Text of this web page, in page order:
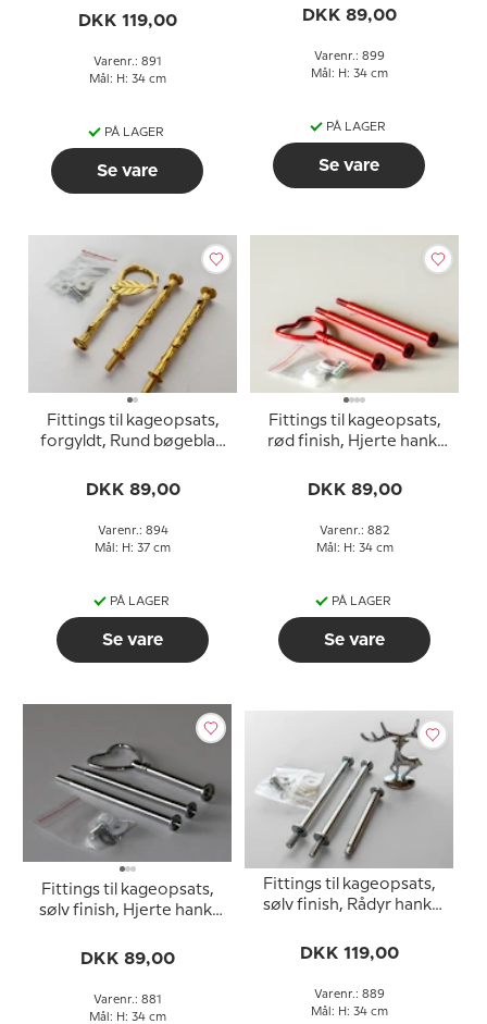
DKK 119,00
Varenr.: 891
Mål: H: 34 cm
PÅ LAGER
Se vare
DKK 89,00
Varenr.: 899
Mål: H: 34 cm
PÅ LAGER
Se vare
Fittings til kageopsats,
forgyldt, Rund bøgeblad
DKK 89,00
Varenr.: 894
Mål: H: 37 cm
PÅ LAGER
Se vare
Fittings til kageopsats,
rød finish, Hjerte hank,
DKK 89,00
Varenr.: 882
Mål: H: 34 cm
PÅ LAGER
Se vare
Fittings til kageopsats,
sølv finish, Hjerte hank,
DKK 89,00
Varenr.: 881
Mål: H: 34 cm
Fittings til kageopsats,
sølv finish, Rådyr hank,
DKK 119,00
Varenr.: 889
Mål: H: 34 cm